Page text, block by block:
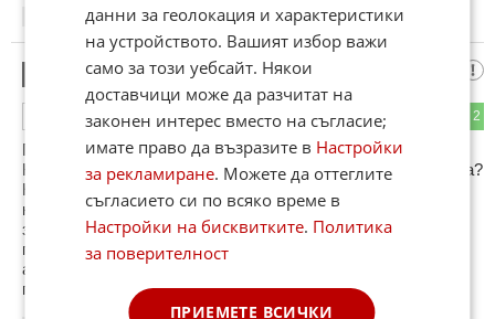
16.06.2026
Повече тестове
2
ОТГОВОР
Повече тестване, всекидневно тестване.
Как всяка мярка целеше удължаване на ковид пандемията?
Например ПиСиАр теста не показва вирусоносители, а
наличие на РНК фрагменти от него/наречени Праймъри,
затова се появиха "Безсимптомно болни". Лъжливо
положителните при ПиСиАр зависят от броя цикли-
амплификации и за над 25 цикъла за ковид, е лъжливо
положителен...
данни за геолокация и характеристики
на устройството. Вашият избор важи
само за този уебсайт. Някои
доставчици може да разчитат на
законен интерес вместо на съгласие;
имате право да възразите в Настройки
за рекламиране. Можете да оттеглите
съгласието си по всяко време в
Настройки на бисквитките. Политика
за поверителност
ПРИЕМЕТЕ ВСИЧКИ